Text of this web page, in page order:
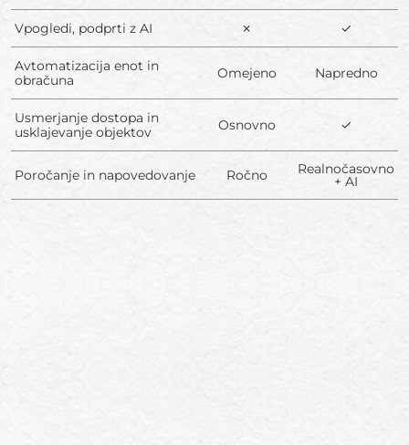
Vpogledi, podprti z AI ✗ ✓
Avtomatizacija enot in
obračuna
Omejeno Napredno
Usmerjanje dostopa in
usklajevanje objektov
Osnovno ✓
Poročanje in napovedovanje Ročno Realnočasovno
+ AI